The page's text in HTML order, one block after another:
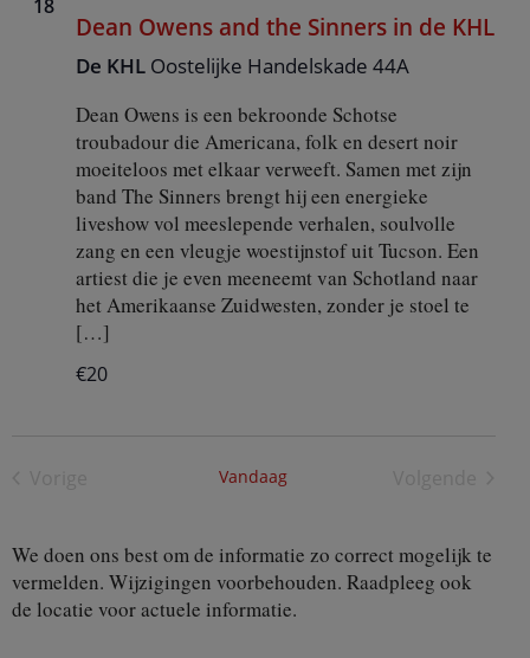
18
Dean Owens and the Sinners in de KHL
De KHL Oostelijke Handelskade 44A
Dean Owens is een bekroonde Schotse
troubadour die Americana, folk en desert noir
moeiteloos met elkaar verweeft. Samen met zijn
band The Sinners brengt hij een energieke
liveshow vol meeslepende verhalen, soulvolle
zang en een vleugje woestijnstof uit Tucson. Een
artiest die je even meeneemt van Schotland naar
het Amerikaanse Zuidwesten, zonder je stoel te
[…]
€20
Vandaag
We doen ons best om de informatie zo correct mogelijk te
vermelden. Wijzigingen voorbehouden. Raadpleeg ook
de locatie voor actuele informatie.